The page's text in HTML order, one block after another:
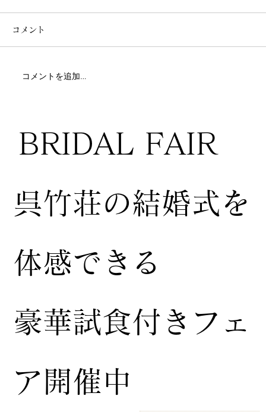
コメント
コメントを追加…
BRIDAL FAIR
​呉竹荘の結婚式を
体感できる
豪華試食付きフェ
ア開催中